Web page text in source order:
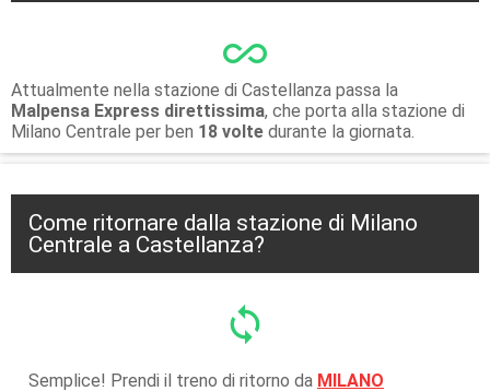
all_inclusive
Attualmente nella stazione di Castellanza passa la
Malpensa Express direttissima, che porta alla stazione di
Milano Centrale per ben 18 volte durante la giornata.
Come ritornare dalla stazione di Milano
Centrale a Castellanza?
sync
Semplice! Prendi il treno di ritorno da MILANO